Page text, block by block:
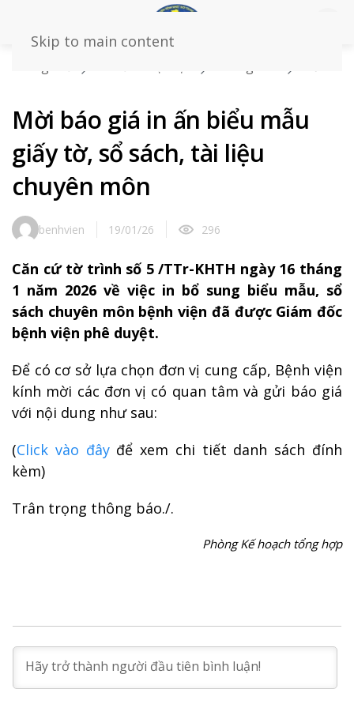
Skip to main content
môn
Mời báo giá in ấn biểu mẫu
giấy tờ, sổ sách, tài liệu
chuyên môn
benhvien 19/01/26 296
Căn cứ tờ trình số 5 /TTr-KHTH ngày 16 tháng
1 năm 2026 về việc in bổ sung biểu mẫu, sổ
sách chuyên môn bệnh viện đã được Giám đốc
bệnh viện phê duyệt.
Để có cơ sở lựa chọn đơn vị cung cấp, Bệnh viện
kính mời các đơn vị có quan tâm và gửi báo giá
với nội dung như sau:
(Click vào đâyđể xem chi tiết danh sách đính
kèm)
Trân trọng thông báo./.
Phòng Kế hoạch tổng hợp